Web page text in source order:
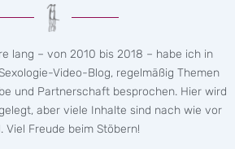
lang – von 2010 bis 2018 – habe ich in
Sexologie-Video-Blog, regelmäßig Themen
und Partnerschaft besprochen. Hier wird
aber viele Inhalte sind nach wie vor
Viel Freude beim Stöbern!